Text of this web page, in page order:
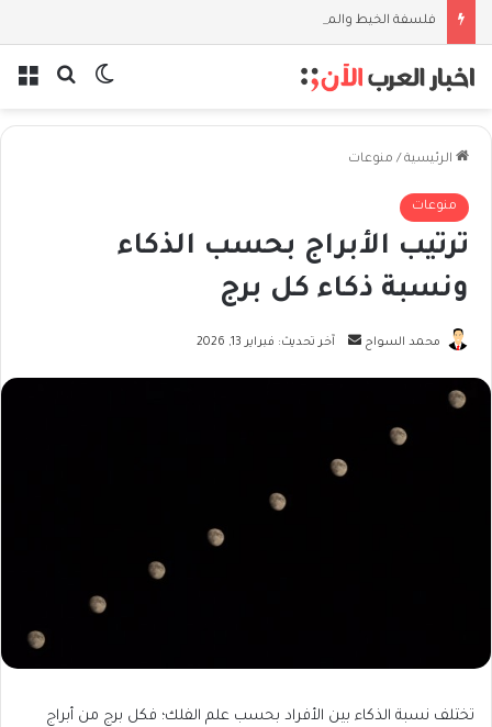
فلسفة الخيط والموج: نصف قرن في مدرسة البحر مع غسان المزيدي
بحثالوضع
الرئيسية / منوعات
منوعات
ترتيب الأبراج بحسب الذكاء
ونسبة ذكاء كل برج
محمد السواح
أرسلآخر تحديث: فبراير 13, 2026
تختلف نسبة الذكاء بين الأفراد بحسب علم الفلك؛ فكل برج من أبراج